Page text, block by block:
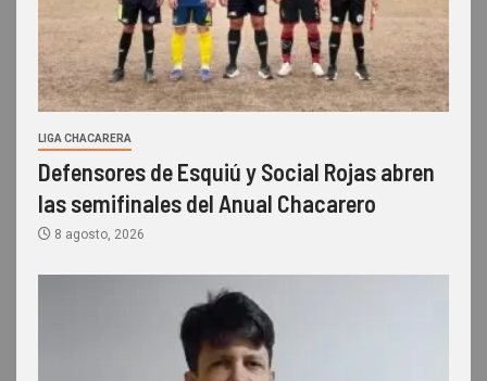
LIGA CHACARERA
Defensores de Esquiú y Social Rojas abren
las semifinales del Anual Chacarero
8 agosto, 2026